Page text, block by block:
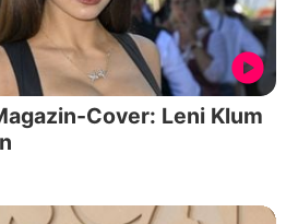
Cover: Leni Klum